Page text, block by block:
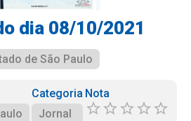
dia 08/10/2021
de São Paulo
Categoria
Jornal
Nota